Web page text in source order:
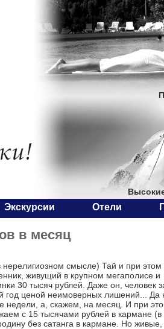
Экскурсии Отели
в месяц
смысле) Тай и при этом
живущий в крупном мегаполисе и
30 тысяч рублей. Даже он, человек
год ценой неимоверных лишений... Да
недели, а, скажем, на месяц. И при
с 15 тысячами рублей в кармане
без сатанга в кармане. Но живые,